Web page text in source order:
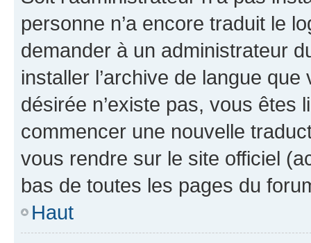
personne n’a encore traduit le
demander à un administrateur
installer l’archive de langue
désirée n’existe pas, vous êtes
commencer une nouvelle
vous rendre sur le site officiel
bas de toutes les pages du
Haut